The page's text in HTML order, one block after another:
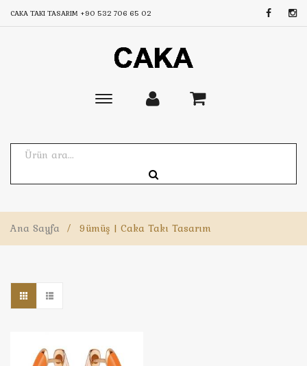
CAKA TAKI TASARIM +90 532 706 65 02
Toggle
Ana Sayfa / 9ümüş | Caka Takı Tasarım